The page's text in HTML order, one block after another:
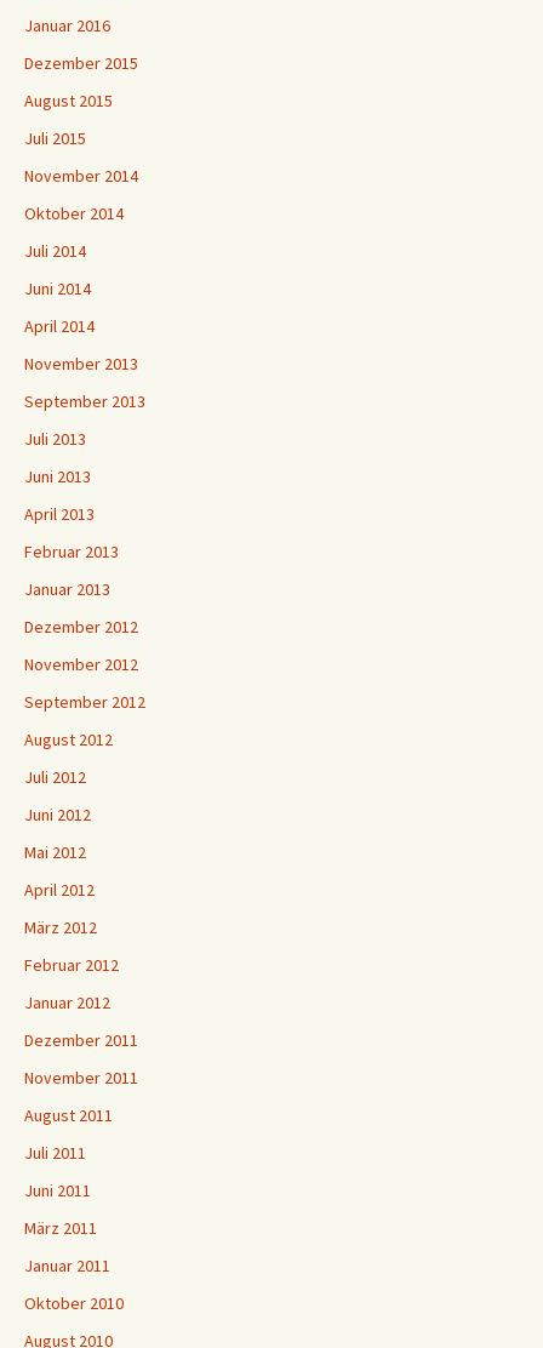
Januar 2016
Dezember 2015
August 2015
Juli 2015
November 2014
Oktober 2014
Juli 2014
Juni 2014
April 2014
November 2013
September 2013
Juli 2013
Juni 2013
April 2013
Februar 2013
Januar 2013
Dezember 2012
November 2012
September 2012
August 2012
Juli 2012
Juni 2012
Mai 2012
April 2012
März 2012
Februar 2012
Januar 2012
Dezember 2011
November 2011
August 2011
Juli 2011
Juni 2011
März 2011
Januar 2011
Oktober 2010
August 2010